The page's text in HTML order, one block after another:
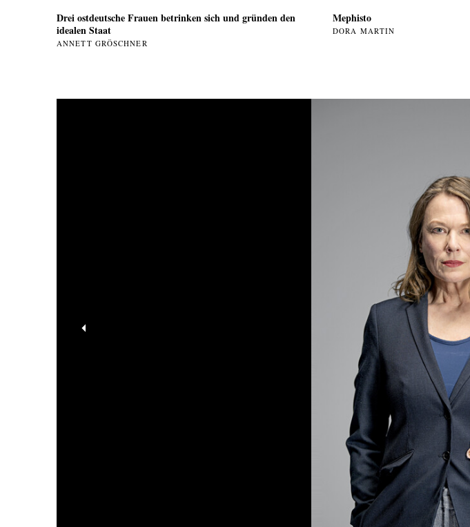
Drei ostdeutsche Frauen betrinken sich und gründen den
idealen Staat
ANNETT GRÖSCHNER
Mephisto
DORA MARTIN